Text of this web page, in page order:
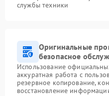
службы техники
Оригинальные
безопасное
Использование
аккуратная работа с
резервное копирование,
восстановление